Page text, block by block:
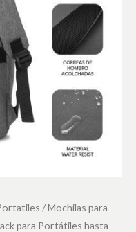
/Mochilas para
para Portátiles hasta